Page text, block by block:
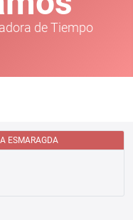
de Tiempo
ESMARAGDA